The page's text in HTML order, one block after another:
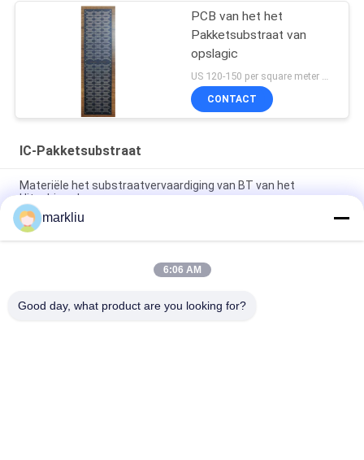
PCB van het het
Pakketsubstraat van
opslagic
US 120-150 per square meter MOQ:1 vierkante meter
CONTACT
IC-Pakketsubstraat
Materiële het substraatvervaardiging van BT van het
Hitachimerk
De productie van het het Pakketsubstraat van Hitachibt IC het
steunen
0.15mm IC het substraat van het assemblagepakket voor
markliu
6:06 AM
Good day, what product are you looking for?